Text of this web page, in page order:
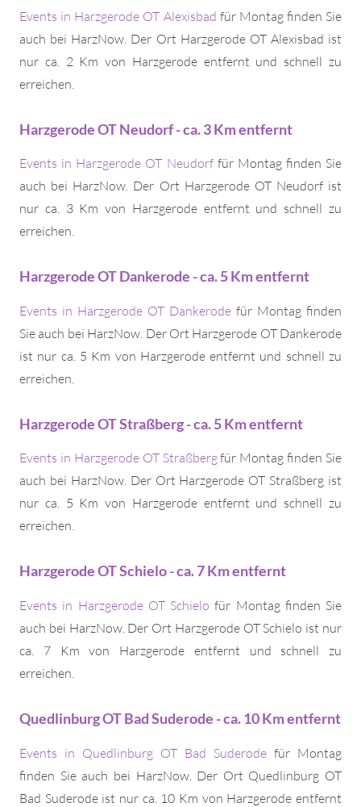
Events in Harzgerode OT Alexisbad für Montag finden Sie
auch bei HarzNow. Der Ort Harzgerode OT Alexisbad ist
nur ca. 2 Km von Harzgerode entfernt und schnell zu
erreichen.
Harzgerode OT Neudorf - ca. 3 Km entfernt
Events in Harzgerode OT Neudorffür Montag finden Sie
auch bei HarzNow. Der Ort Harzgerode OT Neudorf ist
nur ca. 3 Km von Harzgerode entfernt und schnell zu
erreichen.
Harzgerode OT Dankerode - ca. 5 Km entfernt
Events in Harzgerode OT Dankerode für Montag finden
Sie auch bei HarzNow. Der Ort Harzgerode OT Dankerode
ist nur ca. 5 Km von Harzgerode entfernt und schnell zu
erreichen.
Harzgerode OT Straßberg - ca. 5 Km entfernt
Events in Harzgerode OT Straßbergfür Montag finden Sie
auch bei HarzNow. Der Ort Harzgerode OT Straßberg ist
nur ca. 5 Km von Harzgerode entfernt und schnell zu
erreichen.
Harzgerode OT Schielo - ca. 7 Km entfernt
Events in Harzgerode OT Schielo für Montag finden Sie
auch bei HarzNow. Der Ort Harzgerode OT Schielo ist nur
ca. 7 Km von Harzgerode entfernt und schnell zu
erreichen.
Quedlinburg OT Bad Suderode - ca. 10 Km entfernt
Events in Quedlinburg OT Bad Suderode für Montag
finden Sie auch bei HarzNow. Der Ort Quedlinburg OT
Bad Suderode ist nur ca. 10 Km von Harzgerode entfernt